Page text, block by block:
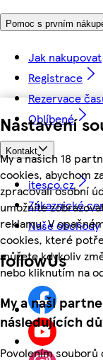
Nastavení
My a našich 18
cookies, abychom
zpracovali osobní
umožníte
reklamu. V
cookies, které
můžete kdykoliv
nebo kliknutím na
My a naši
následujících
Povolením
Pomoc s prvním
Jak nakupovat
Registrace
Rezervace
Oblíbené
Kontakt
itesco.cz
Zákaznické
Naše obchody
followUs